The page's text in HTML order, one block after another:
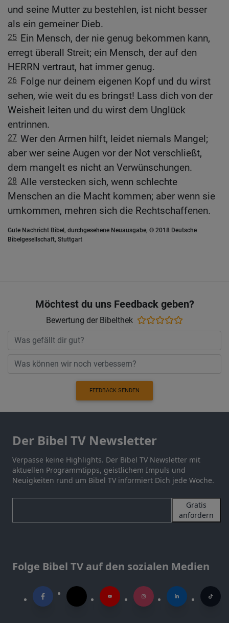
und seine Mutter zu bestehlen, ist nicht besser
als ein gemeiner Dieb.
25 Ein Mensch, der nie genug bekommen kann,
erregt überall Streit; ein Mensch, der auf den
HERRN vertraut, hat immer genug.
26 Folge nur deinem eigenen Kopf und du wirst
sehen, wie weit du es bringst! Lass dich von der
Weisheit leiten und du wirst dem Unglück
entrinnen.
27 Wer den Armen hilft, leidet niemals Mangel;
aber wer seine Augen vor der Not verschließt,
dem mangelt es nicht an Verwünschungen.
28 Alle verstecken sich, wenn schlechte
Menschen an die Macht kommen; aber wenn sie
umkommen, mehren sich die Rechtschaffenen.
Gute Nachricht Bibel, durchgesehene Neuausgabe, © 2018 Deutsche
Bibelgesellschaft, Stuttgart
Möchtest du uns Feedback geben?
Bewertung der Bibelthek
FEEDBACK SENDEN
Der Bibel TV Newsletter
Verpasse keine Highlights. Der Bibel TV Newsletter mit
aktuellen Programmtipps, geistlichem Impuls und
Neuigkeiten rund um Bibel TV informiert Dich jede Woche.
Gratis
anfordern
Folge Bibel TV auf den sozialen Medien